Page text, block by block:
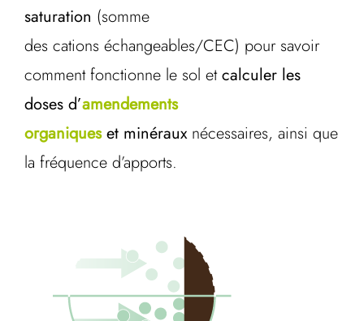
saturation (somme
des cations échangeables/CEC) pour savoir
comment fonctionne le sol etcalculer les
doses d’amendements
organiqueset minérauxnécessaires, ainsi que
la fréquence d’apports.